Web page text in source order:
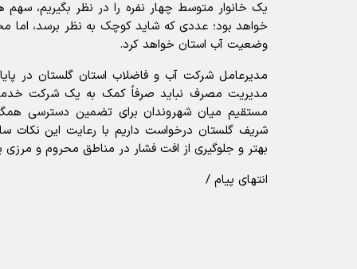
خواهد بود؛ عددی که شاید کوچک به نظر برسد، اما
وضعیت آب استان خواهد کرد.
مدیرعامل شرکت آب و فاضلاب استان گلستان در
مدیریت مصرف نباید صرفاً کمک به یک شرکت
مستقیم میان شهروندان برای تضمین دسترسی
شریف گلستان درخواست داریم با رعایت این نکات
بهتر و جلوگیری از افت فشار در مناطق محروم و مرزی
انتهای پیام /